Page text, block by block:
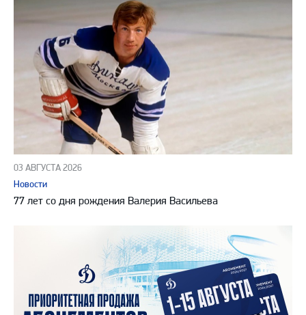
03 АВГУСТА 2026
Новости
77 лет со дня рождения Валерия Васильева